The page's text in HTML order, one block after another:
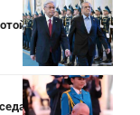
власти
в Алматы: